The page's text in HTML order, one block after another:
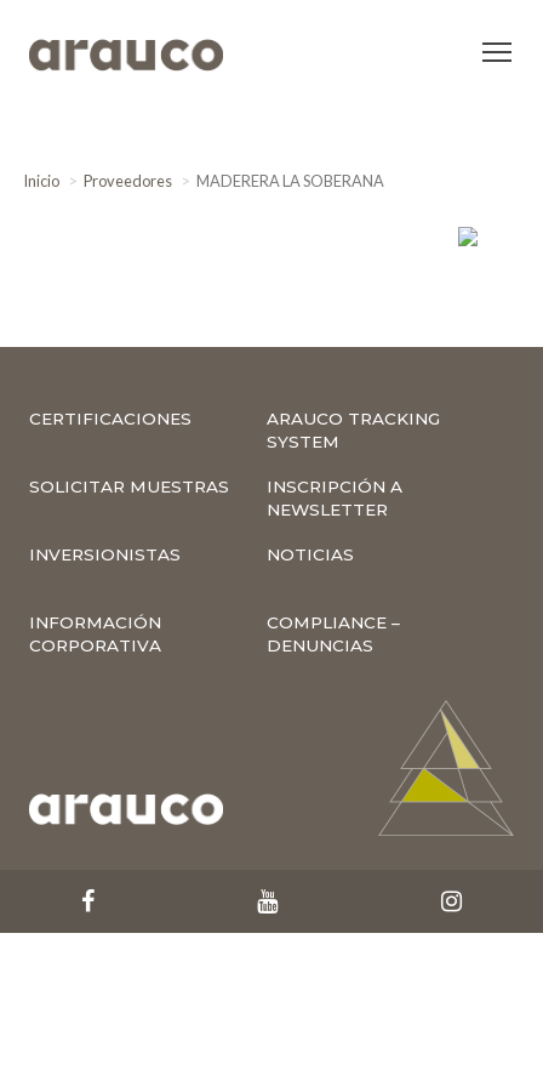
Inicio Proveedores MADERERA LA SOBERANA
CERTIFICACIONES
ARAUCO TRACKING
SYSTEM
SOLICITAR MUESTRAS
INSCRIPCIÓN A
NEWSLETTER
INVERSIONISTAS NOTICIAS
INFORMACIÓN
CORPORATIVA
COMPLIANCE –
DENUNCIAS